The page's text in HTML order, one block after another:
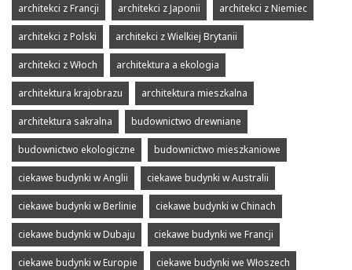
architekci z Francji architekci z Japonii architekci z Niemiec
architekci z Polski architekci z Wielkiej Brytanii
architekci z Włoch architektura a ekologia
architektura krajobrazu architektura mieszkalna
architektura sakralna budownictwo drewniane
budownictwo ekologiczne budownictwo mieszkaniowe
ciekawe budynki w Anglii ciekawe budynki w Australii
ciekawe budynki w Berlinie ciekawe budynki w Chinach
ciekawe budynki w Dubaju ciekawe budynki we Francji
ciekawe budynki w Europie ciekawe budynki we Włoszech